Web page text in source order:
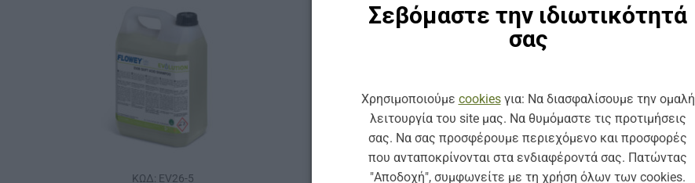
Σεβόμαστε την ιδιωτικότητά
σας
Χρησιμοποιούμε cookiesγια: Να διασφαλίσουμε την ομαλή
λειτουργία του site μας. Να θυμόμαστε τις προτιμήσεις
σας. Να σας προσφέρουμε περιεχόμενο και προσφορές
που ανταποκρίνονται στα ενδιαφέροντά σας. Πατώντας
"Αποδοχή", συμφωνείτε με τη χρήση όλων των cookies.
ΚΩΔ: EV26-5 ΚΩΔ: EV25-5 ΚΩΔ: B32-10